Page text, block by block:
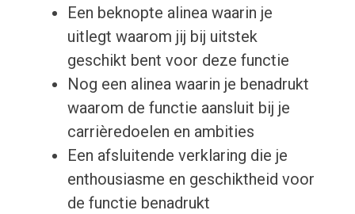
Een beknopte alinea waarin je
uitlegt waarom jij bij uitstek
geschikt bent voor deze functie
Nog een alinea waarin je benadrukt
waarom de functie aansluit bij je
carrièredoelen en ambities
Een afsluitende verklaring die je
enthousiasme en geschiktheid voor
de functie benadrukt